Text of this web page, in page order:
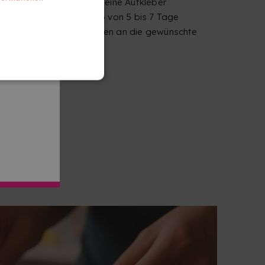
innerhalb von 5 bis 7 Tage
Werktagen an die gewünschte